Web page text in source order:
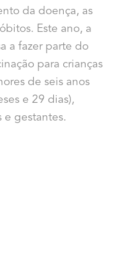
da doença, as
Este ano, a
a fazer parte do
para crianças
de seis anos
e 29 dias),
e gestantes.